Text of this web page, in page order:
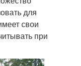
для
свои
при